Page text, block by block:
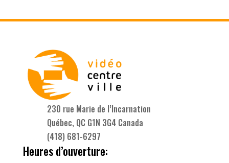
230 rue Marie de l’Incarnation
Québec, QC G1N 3G4 Canada
(418) 681-6297
Heures d’ouverture: